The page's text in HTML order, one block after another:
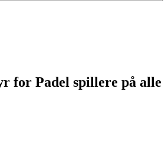
for Padel spillere på alle